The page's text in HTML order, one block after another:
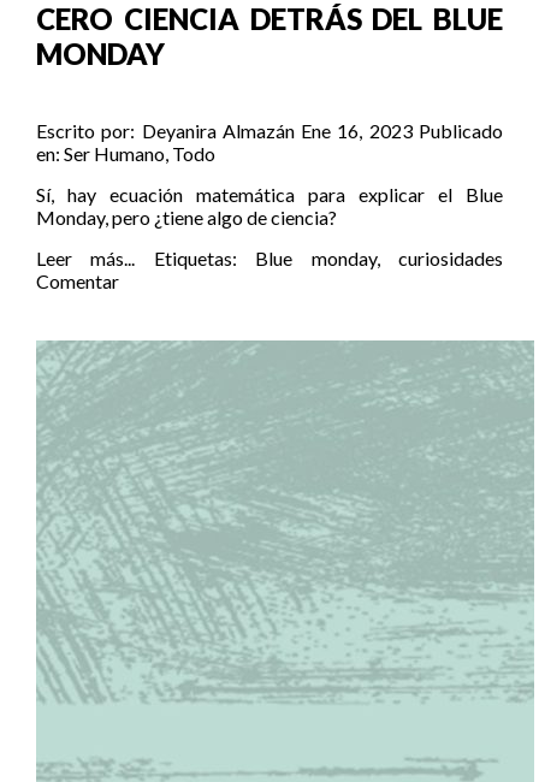
CERO CIENCIA DETRÁS DEL BLUE
MONDAY
Escrito por: Deyanira Almazán Ene 16, 2023 Publicado
en: Ser Humano, Todo
Sí, hay ecuación matemática para explicar el Blue
Monday, pero ¿tiene algo de ciencia?
Leer más...
Etiquetas: Blue monday,curiosidades
Comentar